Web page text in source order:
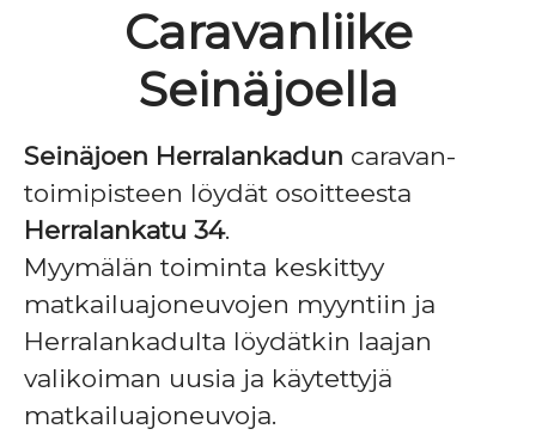
Caravanliike
Seinäjoella
Seinäjoen Herralankadun caravan-
toimipisteen löydät osoitteesta
Herralankatu 34.
Myymälän toiminta keskittyy
matkailuajoneuvojen myyntiin ja
Herralankadulta löydätkin laajan
valikoiman uusia ja käytettyjä
matkailuajoneuvoja.